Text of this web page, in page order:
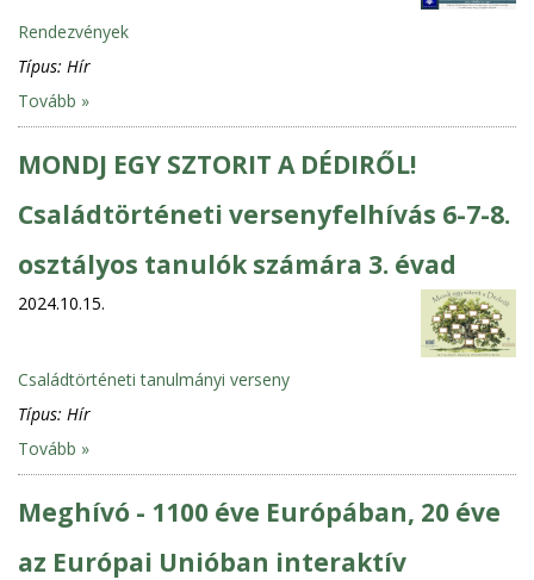
Rendezvények
Típus: Hír
Tovább »
MONDJ EGY SZTORIT A DÉDIRŐL!
Családtörténeti versenyfelhívás 6-7-8.
osztályos tanulók számára 3. évad
2024.10.15.
Családtörténeti tanulmányi verseny
Típus: Hír
Tovább »
Meghívó - 1100 éve Európában, 20 éve
az Európai Unióban interaktív